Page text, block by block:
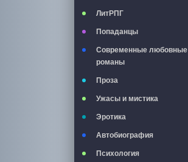
ЛитРПГ
Попаданцы
Современные любовные
романы
Проза
Ужасы и мистика
Эротика
Автобиография
Психология